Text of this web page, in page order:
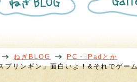
BLOG
ラ
リ
ねぎBLOG
PC・iPadとか
プリンギン」面白いよ！&それでゲー